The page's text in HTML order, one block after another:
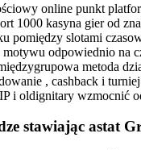
online punkt
1000 kasyna gier od
pomiędzy slotami
odpowiednio na
metoda
, cashback i
i oldignitary wzmocnić
stawiając astat